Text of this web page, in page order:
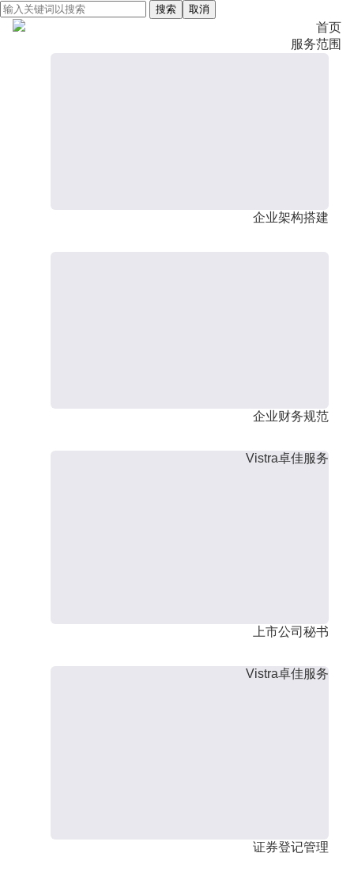
搜索 取消
首页
服务范围
企业架构搭建
企业财务规范
Vistra卓佳服务
上市公司秘书
Vistra卓佳服务
证券登记管理